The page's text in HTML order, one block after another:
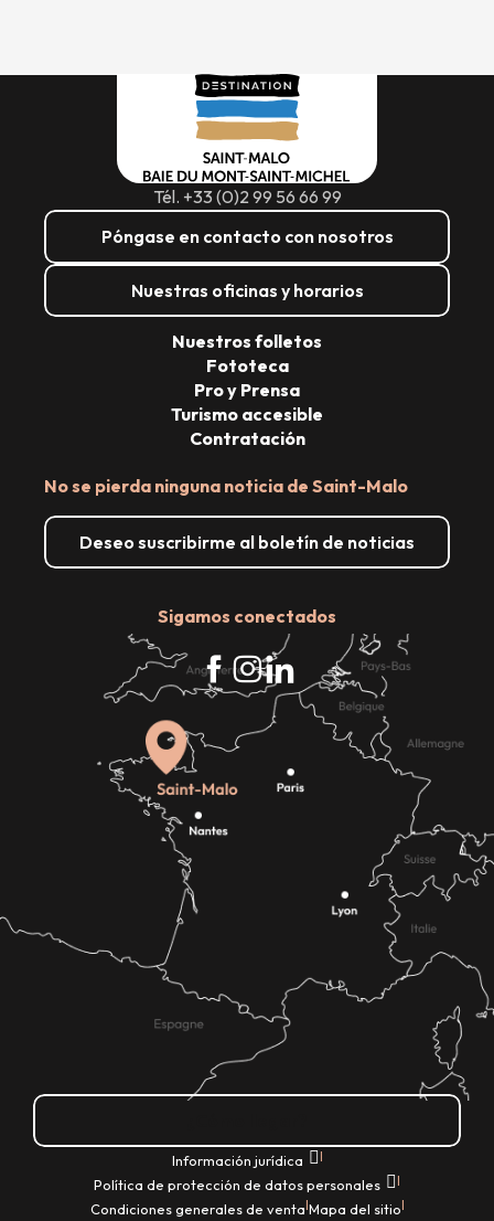
Tél. +33 (0)2 99 56 66 99
Póngase en contacto con nosotros
Nuestras oficinas y horarios
No se pierda ninguna noticia de Saint-Malo
Deseo suscribirme al boletín de noticias
Sigamos conectados
Nuestros folletos
Fototeca
Pro y Prensa
Turismo accesible
Contratación
Información jurídica |
Política de protección de datos personales |
Condiciones generales de venta|Mapa del sitio|